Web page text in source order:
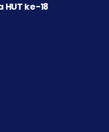
HUT ke-18